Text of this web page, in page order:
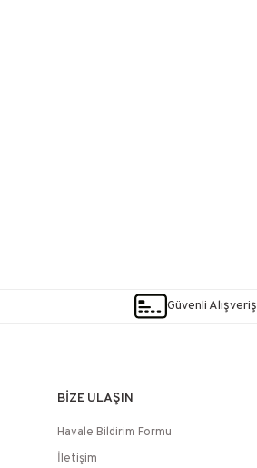
Güvenli Alışveriş
BİZE ULAŞIN
Havale Bildirim Formu
İletişim